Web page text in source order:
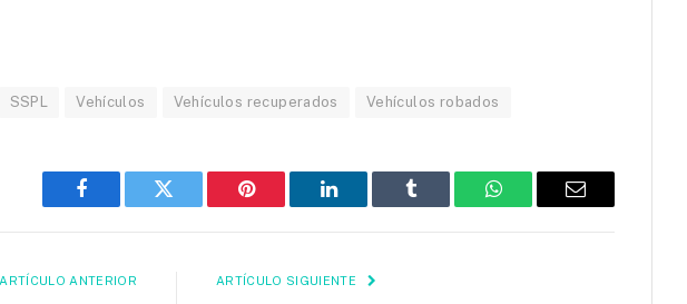
SSPL Vehículos Vehículos recuperados Vehículos robados
Facebook Twitter Pinterest LinkedIn Tumblr WhatsAppEmail
ARTÍCULO ANTERIOR ARTÍCULO SIGUIENTE